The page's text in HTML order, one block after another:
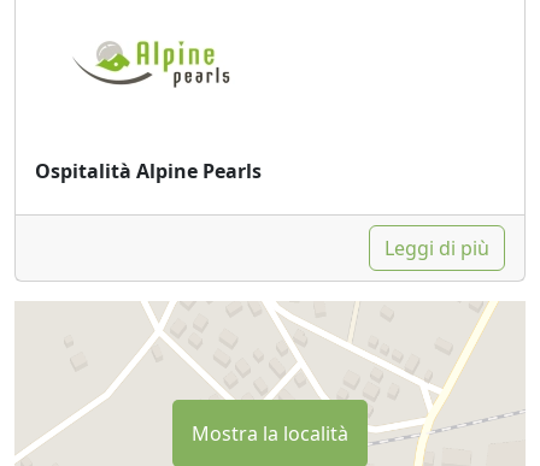
Ospitalità Alpine Pearls
Leggi di più
Mostra la località